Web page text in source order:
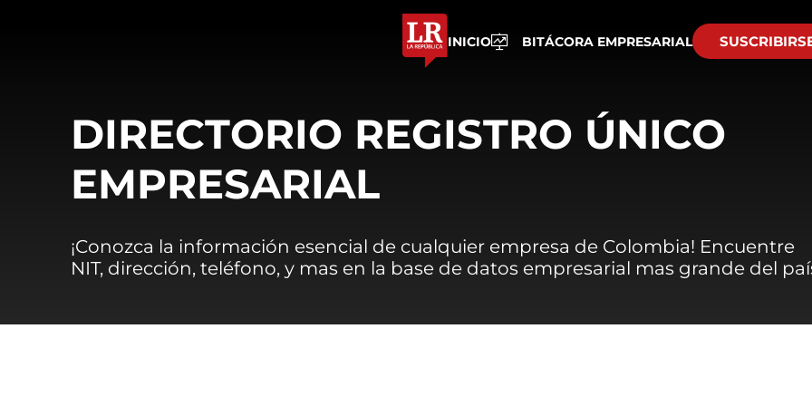
INICIO BITÁCORA EMPRESARIAL
DIRECTORIO REGISTRO ÚNICO
EMPRESARIAL
¡Conozca la información esencial de cualquier empresa de Colombia! Encuentre
NIT, dirección, teléfono, y mas en la base de datos empresarial mas grande del